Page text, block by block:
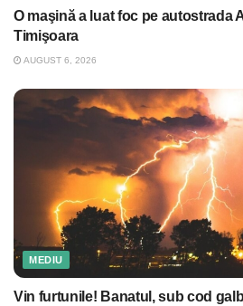
O maşină a luat foc pe autostrada
Timişoara
AUGUST 6, 2026
MEDIU
Vin furtunile! Banatul, sub cod